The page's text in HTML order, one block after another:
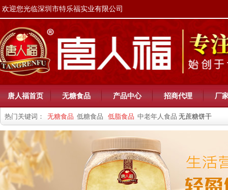
欢迎您光临深圳市特乐福实业有限公司
唐人福首页 无糖食品 产品中心 招商代理 厂
热门关键词： 无糖食品 低糖食品 低脂食品 中老年人食品 无蔗糖饼干